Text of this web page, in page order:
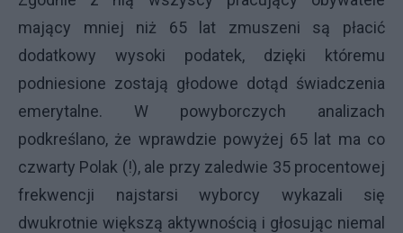
mający mniej niż 65 lat zmuszeni są płacić
dodatkowy wysoki podatek, dzięki któremu
podniesione zostają głodowe dotąd świadczenia
emerytalne. W powyborczych analizach
podkreślano, że wprawdzie powyżej 65 lat ma co
czwarty Polak (!), ale przy zaledwie 35 procentowej
frekwencji najstarsi wyborcy wykazali się
dwukrotnie większą aktywnością i głosując niemal